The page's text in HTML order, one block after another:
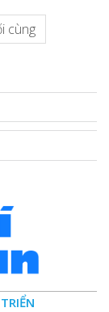
cùng